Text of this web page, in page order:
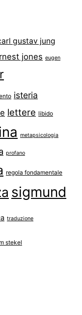
gustav jung
jones eugen
isteria
lettere libido
metapsicologia
profano
regola fondamentale
sigmund
traduzione
stekel